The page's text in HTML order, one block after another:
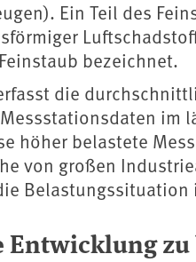
Ein Teil des
bezeichnet.
die
im
höher belastete
von großen
Entwicklung zu